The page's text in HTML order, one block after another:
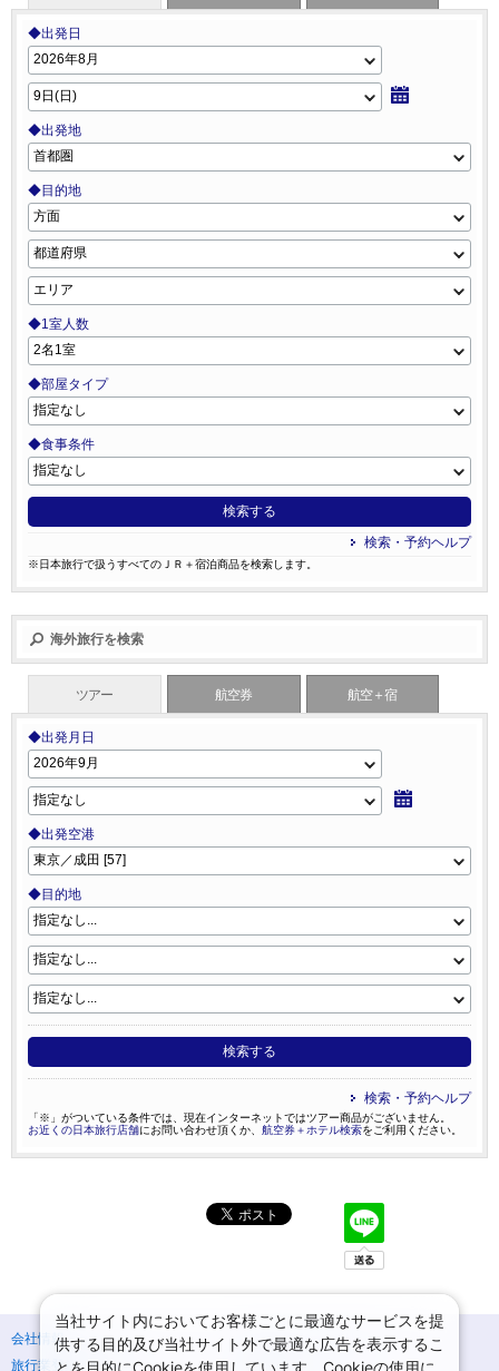
◆出発日
◆出発地
◆目的地
◆1室人数
◆部屋タイプ
◆食事条件
検索する
検索・予約ヘルプ
※日本旅行で扱うすべてのＪＲ＋宿泊商品を検索します。
海外旅行を検索
ツアー 航空券 航空＋宿
◆出発月日
◆出発空港
◆目的地
検索する
検索・予約ヘルプ
「※」がついている条件では、現在インターネットではツアー商品がございません。
お近くの日本旅行店舗にお問い合わせ頂くか、 航空券＋ホテル検索をご利用ください。
会社情報
プライバシーポリシー
旅行業登録票・約款
規約集
当社サイト内においてお客様ごとに最適なサービスを提
供する目的及び当社サイト外で最適な広告を表示するこ
とを目的にCookieを使用しています。Cookieの使用に